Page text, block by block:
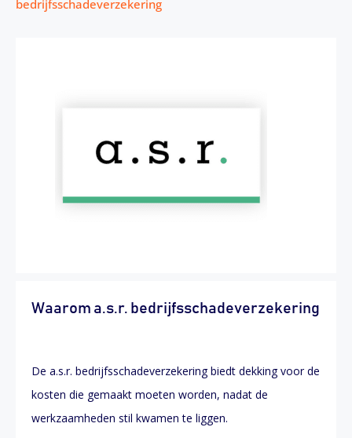
bedrijfsschadeverzekering
Waarom a.s.r. bedrijfsschadeverzekering
De a.s.r. bedrijfsschadeverzekering biedt dekking voor de
kosten die gemaakt moeten worden, nadat de
werkzaamheden stil kwamen te liggen.